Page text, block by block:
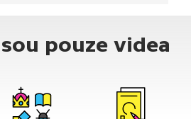
pouze videa